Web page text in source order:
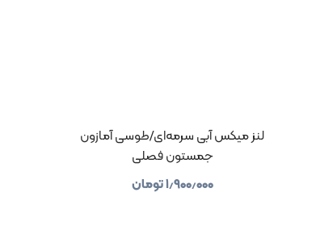
لنز میکس آبی سرمه‌ای/طوسی آمازون
جمستون فصلی
۱٫۹۰۰٫۰۰۰تومان